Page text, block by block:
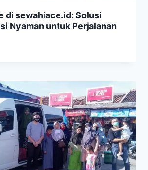
di sewahiace.id: Solusi
Nyaman untuk Perjalanan